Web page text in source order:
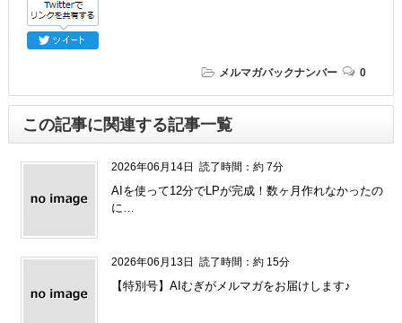
メルマガバックナンバー 0
この記事に関連する記事一覧
2026年06月14日 読了時間：約 7分
AIを使って12分でLPが完成！数ヶ月作れなかったの
に…
2026年06月13日 読了時間：約 15分
【特別号】AIむぎがメルマガをお届けします♪